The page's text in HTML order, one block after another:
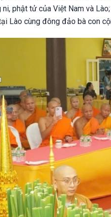
phật tử của Việt Nam và
Lào cùng đông đảo bà con